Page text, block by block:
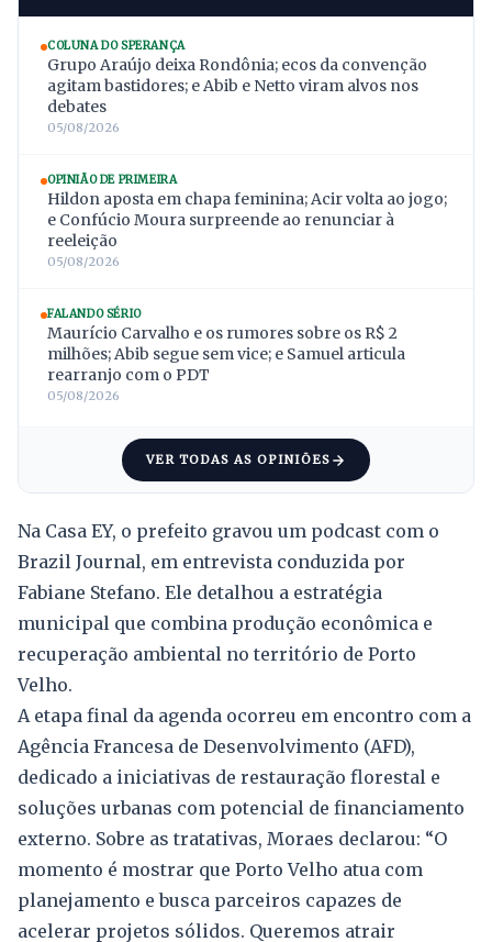
COLUNA DO SPERANÇA
Grupo Araújo deixa Rondônia; ecos da convenção
agitam bastidores; e Abib e Netto viram alvos nos
debates
05/08/2026
OPINIÃO DE PRIMEIRA
Hildon aposta em chapa feminina; Acir volta ao jogo;
e Confúcio Moura surpreende ao renunciar à
reeleição
05/08/2026
FALANDO SÉRIO
Maurício Carvalho e os rumores sobre os R$ 2
milhões; Abib segue sem vice; e Samuel articula
rearranjo com o PDT
05/08/2026
VER TODAS AS OPINIÕES
Na Casa EY, o prefeito gravou um podcast com o
Brazil Journal, em entrevista conduzida por
Fabiane Stefano. Ele detalhou a estratégia
municipal que combina produção econômica e
recuperação ambiental no território de Porto
Velho.
A etapa final da agenda ocorreu em encontro com a
Agência Francesa de Desenvolvimento (AFD),
dedicado a iniciativas de restauração florestal e
soluções urbanas com potencial de financiamento
externo. Sobre as tratativas, Moraes declarou: “O
momento é mostrar que Porto Velho atua com
planejamento e busca parceiros capazes de
acelerar projetos sólidos. Queremos atrair